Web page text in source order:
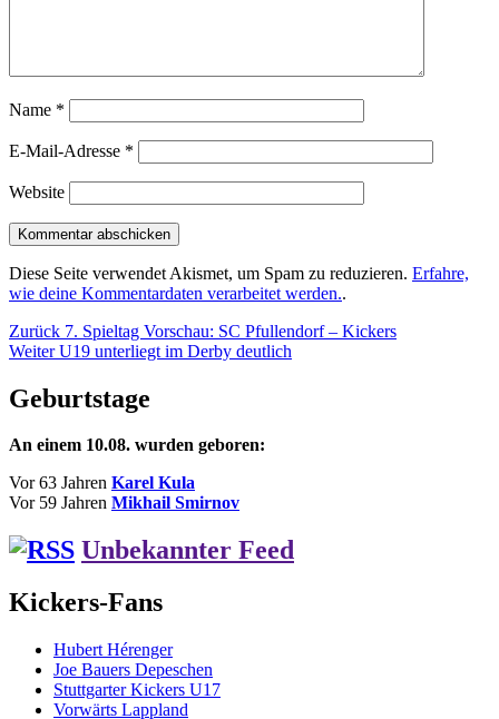
Name *
E-Mail-Adresse *
Website
Diese Seite verwendet Akismet, um Spam zu reduzieren. Erfahre,
wie deine Kommentardaten verarbeitet werden..
Beitragsnavigation
Zurück Vorheriger
Beitrag:
7. Spieltag Vorschau: SC Pfullendorf – Kickers
Weiter Nächster
U19 unterliegt im Derby deutlich
Geburtstage
An einem 10.08. wurden geboren:
Vor 63 Jahren Karel Kula
Vor 59 Jahren Mikhail Smirnov
Unbekannter Feed
Kickers-Fans
Hubert Hérenger
Joe Bauers Depeschen
Stuttgarter Kickers U17
Vorwärts Lappland